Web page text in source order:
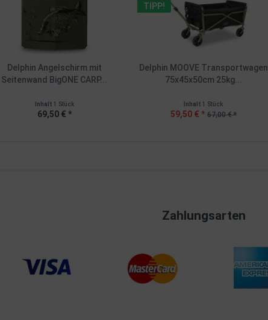
Delphin Angelschirm mit
Seitenwand BigONE CARP...
Inhalt 1 Stück
69,50 € *
TIPP!
Delphin MOOVE Transportwagen
75x45x50cm 25kg...
Inhalt1 Stück
59,50 € * 67,00 € *
Zahlungsarten